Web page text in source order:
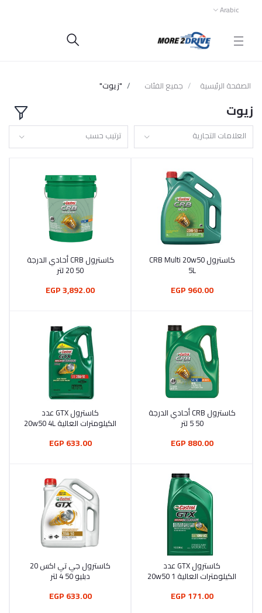
Arabic
الصفحة الرئيسية جميع الفئات "زيوت"
زيوت
العلامات التجارية ترتيب حسب
أضف إلى السلة
كاسترول CRB Multi 20w50
5L
960.00 EGP
أضف إلى السلة
كاسترول CRB أحادي الدرجة
50 20 لتر
3,892.00 EGP
أضف إلى السلة
كاسترول CRB أحادي الدرجة
50 5 لتر
880.00 EGP
أضف إلى السلة
كاسترول GTX عدد
الكيلومترات العالية 20w50 4L
633.00 EGP
أضف إلى السلة
كاسترول GTX عدد
الكيلومترات العالية 20w50 1
171.00 EGP
أضف إلى السلة كاسترول جي تي اكس 20
دبليو 50 4 لتر
633.00 EGP